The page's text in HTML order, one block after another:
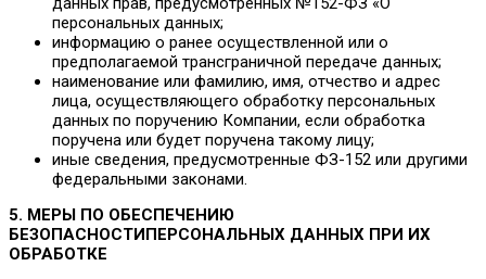
персональных данных;
информацию о ранее осуществленной или о
предполагаемой трансграничной передаче данных;
наименование или фамилию, имя, отчество и адрес
лица, осуществляющего обработку персональных
данных по поручению Компании, если обработка
поручена или будет поручена такому лицу;
иные сведения, предусмотренные ФЗ-152 или другими
федеральными законами.
5. МЕРЫ ПО ОБЕСПЕЧЕНИЮ
БЕЗОПАСНОСТИПЕРСОНАЛЬНЫХ ДАННЫХ ПРИ ИХ
ОБРАБОТКЕ